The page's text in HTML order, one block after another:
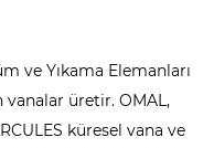
ve Yıkama Elemanları
üretir. OMAL,
küresel vana ve